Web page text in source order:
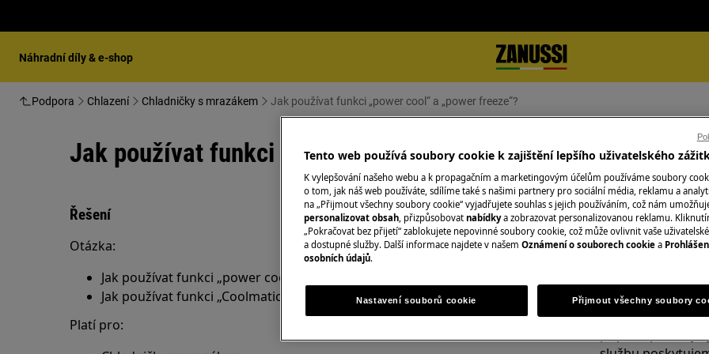
Náhradní díly & e-shop
Podpora Chlazení Chladničky s mrazákem Jak používat funkci „power cool“ a „power freeze“?
Jak používat funkci „power cool“ a „power freeze“?
Řešení
Otázka:
Jak používat funkci „power cool“ a „power freeze“?
Jak používat funkci „Coolmatic“ a „Frostmatic“?
Platí pro:
Objednejte si
V oblasti, ve
Fixní cena
kvalifikovaní
nejprve
případě potřeby
Tento web používá soubory cookie k zajištění lepšího uživatelského
K vylepšování našeho webu a k propagačním a marketingovým účelům používáme soubory
o tom, jak náš web používáte, sdílíme také s našimi partnery pro sociální média, reklamu a
na „Přijmout všechny soubory cookie“ vyjadřujete souhlas s jejich používáním, což nám
personalizovat obsah , přizpůsobovat nabídkya zobrazovat personalizovanou reklamu.
„Pokračovat bez přijetí“ zablokujete nepovinné soubory cookie, což může ovlivnit vaše
a dostupné služby. Další informace najdete v našem Oznámení o souborech cookie a
osobních údajů.
Nastavení souborů cookie Přijmout všechny soubory